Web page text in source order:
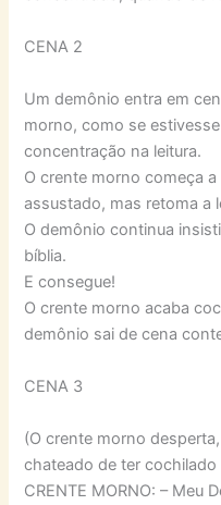
CENA 2
Um demônio entra em
morno, como se
concentração na leitura.
O crente morno começa
assustado, mas retoma a
O demônio continua
bíblia.
E consegue!
O crente morno acaba
demônio sai de cena
CENA 3
(O crente morno
chateado de ter
CRENTE MORNO: – Meu